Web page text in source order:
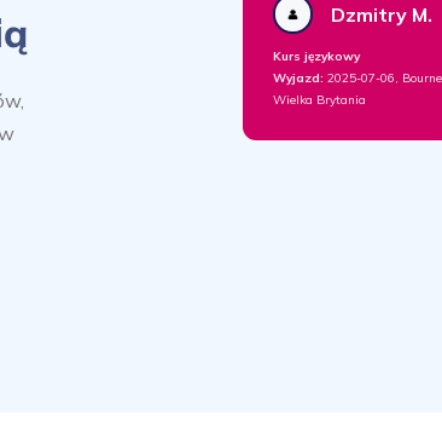
Dzmitry M.
Kurs językowy
Wyjazd: 2025-07-06,
Wielka Brytania